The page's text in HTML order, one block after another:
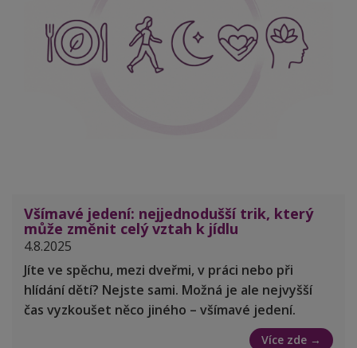
Všímavé jedení: nejjednodušší trik, který
může změnit celý vztah k jídlu
4.8.2025
Jíte ve spěchu, mezi dveřmi, v práci nebo při
hlídání dětí? Nejste sami. Možná je ale nejvyšší
čas vyzkoušet něco jiného – všímavé jedení.
Více zde →